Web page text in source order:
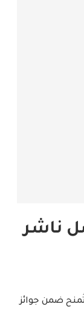
ناشر
ضمن جوائز